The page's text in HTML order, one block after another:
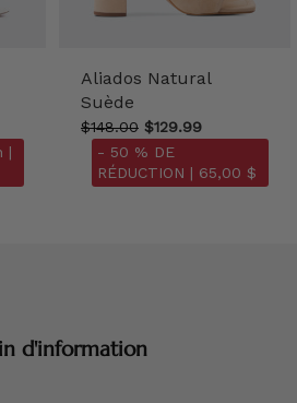
|
Aliados Natural
Suède
$148.00 $129.99
- 50 % DE
RÉDUCTION | 65,00 $
d'information